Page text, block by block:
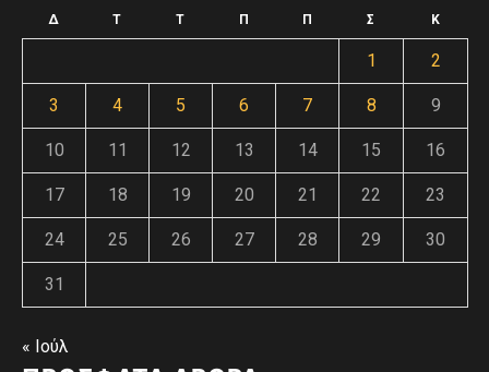
Δ Τ Τ Π Π Σ Κ
1 2
3 4 5 6 7 8 9
10 11 12 13 14 15 16
17 18 19 20 21 22 23
24 25 26 27 28 29 30
31
« Ιούλ